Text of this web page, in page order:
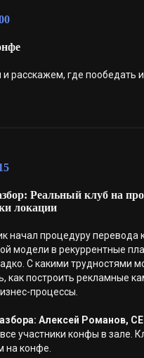
расскажем, где пообедать
Реальный клуб на
локации
начал процедуру перевода
модели в рекуррентные
С какими трудностями
как построить рекламные
процессы.
Алексей Романов,
участники конфы в зале.
на конфе.